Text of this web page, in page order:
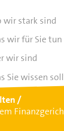
wir stark sind
wir für Sie tun
wir sind
Sie wissen